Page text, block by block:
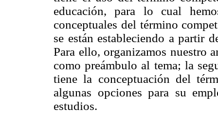
educación, para lo cual
conceptuales del término
se están estableciendo a partir
Para ello, organizamos nuestro
como preámbulo al tema; la
tiene la conceptuación del
algunas opciones para su
estudios.